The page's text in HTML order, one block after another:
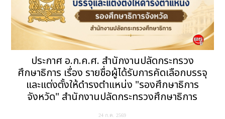
ประกาศ อ.ก.ค.ศ. สำนักงานปลัดกระทรวง
ศึกษาธิการ เรื่อง รายชื่อผู้ได้รับการคัดเลือกบรรจุ
และแต่งตั้งให้ดำรงตำแหน่ง "รองศึกษาธิการ
จังหวัด" สำนักงานปลัดกระทรวงศึกษาธิการ
24 ก.ค. 2569